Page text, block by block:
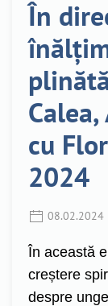
În
cu
2024
08.02.2024
În această
creștere
despre